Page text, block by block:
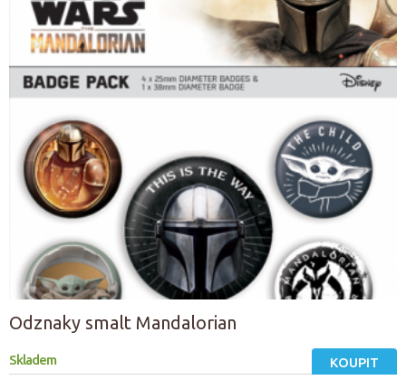
Odznaky smalt Mandalorian
Skladem KOUPIT